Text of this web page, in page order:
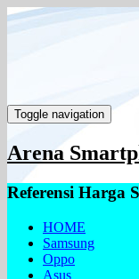
Toggle navigation
Arena
Referensi Harga
HOME
Samsung
Oppo
Asus